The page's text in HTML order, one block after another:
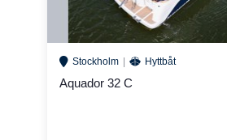
Stockholm Hyttbåt
Aquador 32 C